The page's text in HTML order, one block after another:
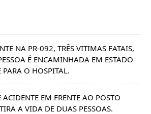
NA PR-092, TRÊS VITIMAS FATAIS,
É ENCAMINHADA EM ESTADO
PARA O HOSPITAL.
ACIDENTE EM FRENTE AO POSTO
A VIDA DE DUAS PESSOAS.